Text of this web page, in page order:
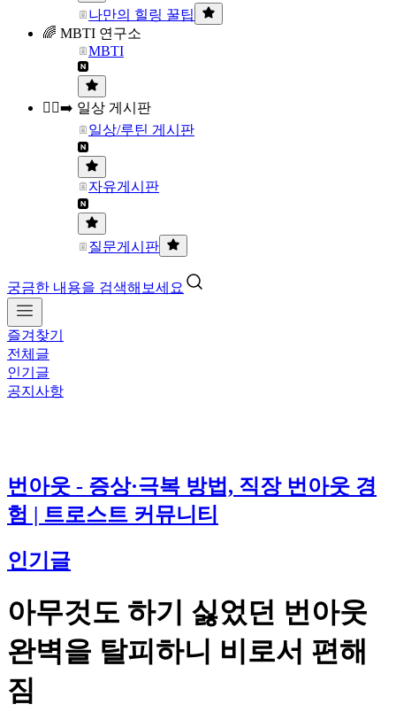
나만의 힐링 꿀팁
🌈 MBTI 연구소
MBTI
🏃‍♀️‍➡️ 일상 게시판
일상/루틴 게시판
자유게시판
질문게시판
궁금한 내용을 검색해보세요
즐겨찾기
전체글
인기글
공지사항
번아웃 - 증상·극복 방법, 직장 번아웃 경
험 | 트로스트 커뮤니티
인기글
아무것도 하기 싫었던 번아웃
완벽을 탈피하니 비로서 편해
짐